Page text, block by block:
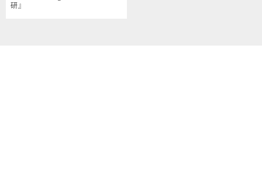
研』